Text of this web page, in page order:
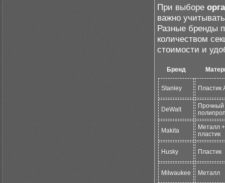
При выборе
важно
Разные бренды
количеством
стоимости и
Бренд
Stanley Пластик
DeWalt
Прочный
Makita
Металл +
пластик
Husky Пластик
Milwaukee Металл